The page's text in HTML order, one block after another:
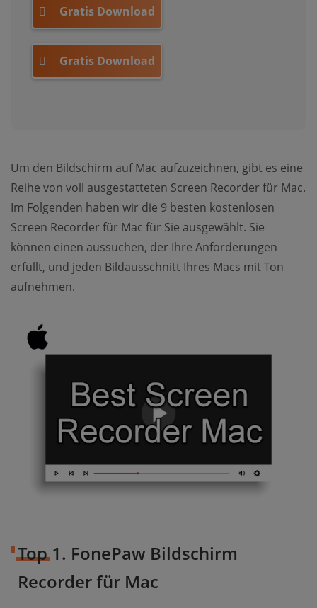
Gratis Download
Gratis Download
Um den Bildschirm auf Mac aufzuzeichnen, gibt es eine
Reihe von voll ausgestatteten Screen Recorder für Mac.
Im Folgenden haben wir die 9 besten kostenlosen
Screen Recorder für Mac für Sie ausgewählt. Sie
können einen aussuchen, der Ihre Anforderungen
erfüllt, und jeden Bildausschnitt Ihres Macs mit Ton
aufnehmen.
Top 1. FonePaw Bildschirm
Recorder für Mac